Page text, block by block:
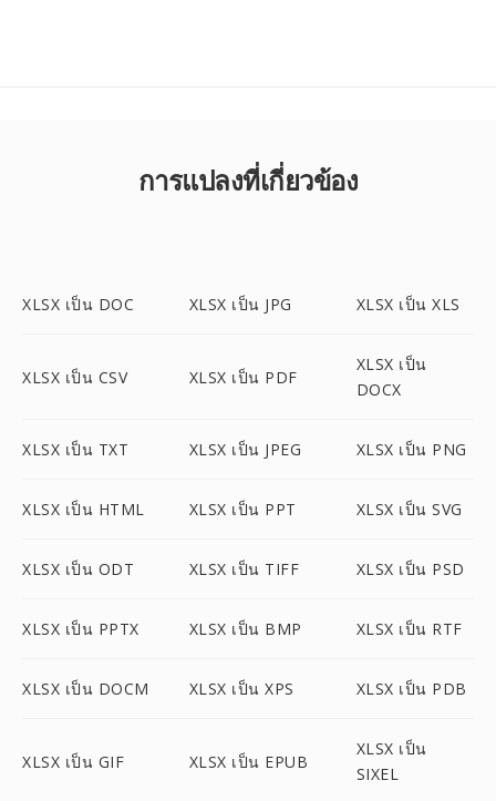
การแปลงที่เกี่ยวข้อง
XLSX เป็น DOC XLSX เป็น JPG XLSX เป็น XLS
XLSX เป็น CSV XLSX เป็น PDF
XLSX เป็น
DOCX
XLSX เป็น TXT XLSX เป็น JPEG XLSX เป็น PNG
XLSX เป็น HTML XLSX เป็น PPT XLSX เป็น SVG
XLSX เป็น ODT XLSX เป็น TIFF XLSX เป็น PSD
XLSX เป็น PPTX XLSX เป็น BMP XLSX เป็น RTF
XLSX เป็น DOCM XLSX เป็น XPS XLSX เป็น PDB
XLSX เป็น GIF XLSX เป็น EPUB
XLSX เป็น
SIXEL